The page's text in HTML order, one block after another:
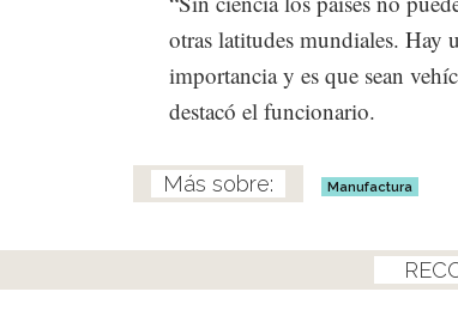
otras latitudes mundiales. Hay
importancia y es que sean
destacó el funcionario.
Manufactura